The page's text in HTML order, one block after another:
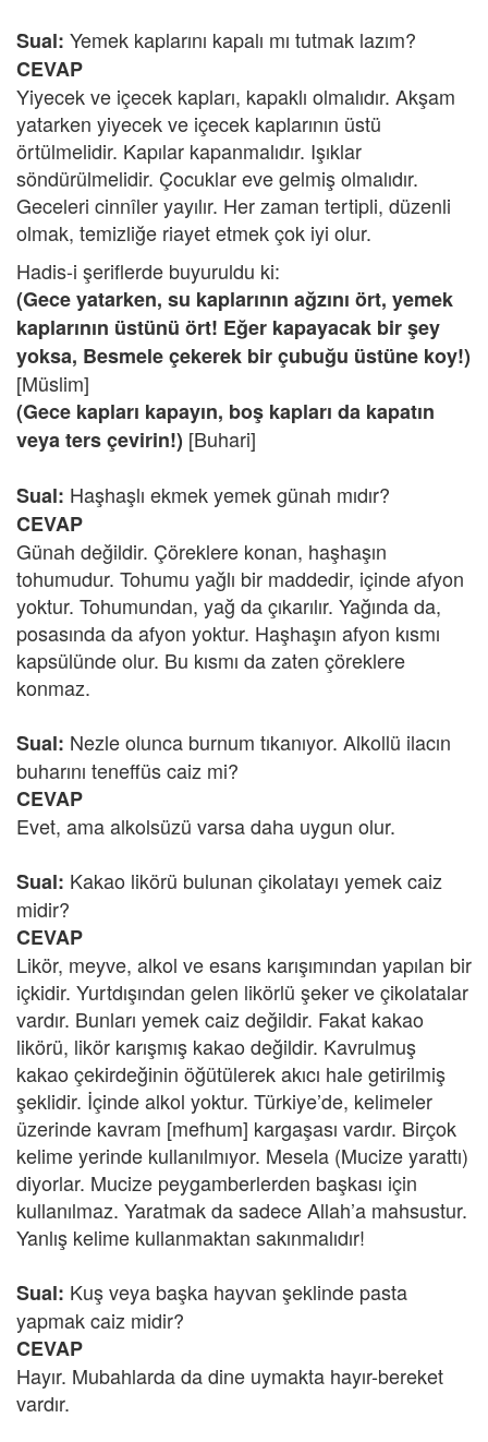
Sual: Yemek kaplarını kapalı mı tutmak lazım?
CEVAP
Yiyecek ve içecek kapları, kapaklı olmalıdır. Akşam
yatarken yiyecek ve içecek kaplarının üstü
örtülmelidir. Kapılar kapanmalıdır. Işıklar
söndürülmelidir. Çocuklar eve gelmiş olmalıdır.
Geceleri cinnîler yayılır. Her zaman tertipli, düzenli
olmak, temizliğe riayet etmek çok iyi olur.
Hadis-i şeriflerde buyuruldu ki:
(Gece yatarken, su kaplarının ağzını ört, yemek
kaplarının üstünü ört! Eğer kapayacak bir şey
yoksa, Besmele çekerek bir çubuğu üstüne koy!)
[Müslim]
(Gece kapları kapayın, boş kapları da kapatın
veya ters çevirin!) [Buhari]
Sual: Haşhaşlı ekmek yemek günah mıdır?
CEVAP
Günah değildir. Çöreklere konan, haşhaşın
tohumudur. Tohumu yağlı bir maddedir, içinde afyon
yoktur. Tohumundan, yağ da çıkarılır. Yağında da,
posasında da afyon yoktur. Haşhaşın afyon kısmı
kapsülünde olur. Bu kısmı da zaten çöreklere
konmaz.
Sual: Nezle olunca burnum tıkanıyor. Alkollü ilacın
buharını teneffüs caiz mi?
CEVAP
Evet, ama alkolsüzü varsa daha uygun olur.
Sual: Kakao likörü bulunan çikolatayı yemek caiz
midir?
CEVAP
Likör, meyve, alkol ve esans karışımından yapılan bir
içkidir. Yurtdışından gelen likörlü şeker ve çikolatalar
vardır. Bunları yemek caiz değildir. Fakat kakao
likörü, likör karışmış kakao değildir. Kavrulmuş
kakao çekirdeğinin öğütülerek akıcı hale getirilmiş
şeklidir. İçinde alkol yoktur. Türkiye’de, kelimeler
üzerinde kavram [mefhum] kargaşası vardır. Birçok
kelime yerinde kullanılmıyor. Mesela (Mucize yarattı)
diyorlar. Mucize peygamberlerden başkası için
kullanılmaz. Yaratmak da sadece Allah’a mahsustur.
Yanlış kelime kullanmaktan sakınmalıdır!
Sual: Kuş veya başka hayvan şeklinde pasta
yapmak caiz midir?
CEVAP
Hayır. Mubahlarda da dine uymakta hayır-bereket
vardır.